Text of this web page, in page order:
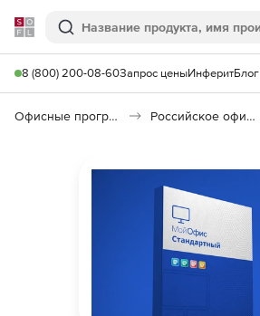
Softline
Поиск
8 (800) 200-08-60Запрос ценыИнферитБлог
Офисные программы Российское офисное ПО (Импортозамещение)